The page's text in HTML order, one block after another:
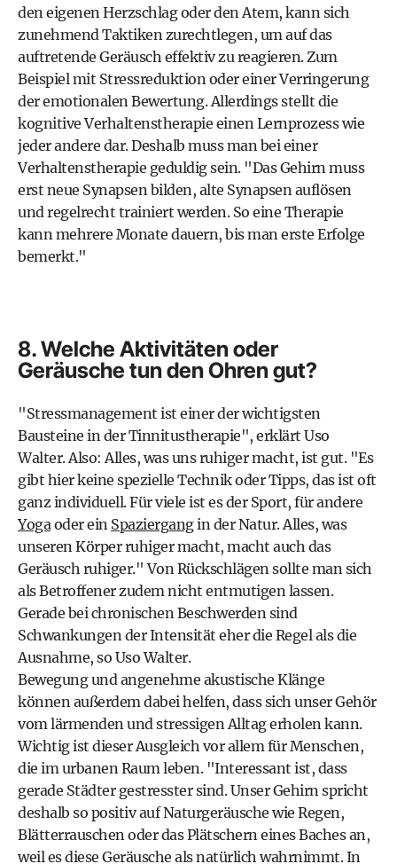
den eigenen Herzschlag oder den Atem, kann sich
zunehmend Taktiken zurechtlegen, um auf das
auftretende Geräusch effektiv zu reagieren. Zum
Beispiel mit Stressreduktion oder einer Verringerung
der emotionalen Bewertung. Allerdings stellt die
kognitive Verhaltenstherapie einen Lernprozess wie
jeder andere dar. Deshalb muss man bei einer
Verhaltenstherapie geduldig sein. "Das Gehirn muss
erst neue Synapsen bilden, alte Synapsen auflösen
und regelrecht trainiert werden. So eine Therapie
kann mehrere Monate dauern, bis man erste Erfolge
bemerkt."
8. Welche Aktivitäten oder
Geräusche tun den Ohren gut?
"Stressmanagement ist einer der wichtigsten
Bausteine in der Tinnitustherapie", erklärt Uso
Walter. Also: Alles, was uns ruhiger macht, ist gut. "Es
gibt hier keine spezielle Technik oder Tipps, das ist oft
ganz individuell. Für viele ist es der Sport, für andere
Yoga oder ein Spaziergangin der Natur. Alles, was
unseren Körper ruhiger macht, macht auch das
Geräusch ruhiger." Von Rückschlägen sollte man sich
als Betroffener zudem nicht entmutigen lassen.
Gerade bei chronischen Beschwerden sind
Schwankungen der Intensität eher die Regel als die
Ausnahme, so Uso Walter.
Bewegung und angenehme akustische Klänge
können außerdem dabei helfen, dass sich unser Gehör
vom lärmenden und stressigen Alltag erholen kann.
Wichtig ist dieser Ausgleich vor allem für Menschen,
die im urbanen Raum leben. "Interessant ist, dass
gerade Städter gestresster sind. Unser Gehirn spricht
deshalb so positiv auf Naturgeräusche wie Regen,
Blätterrauschen oder das Plätschern eines Baches an,
weil es diese Geräusche als natürlich wahrnimmt. In